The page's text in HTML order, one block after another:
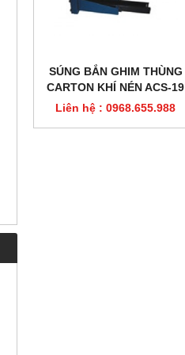
SÚNG BẮN GHIM THÙNG
CARTON KHÍ NÉN ACS-19
Liên hệ : 0968.655.988